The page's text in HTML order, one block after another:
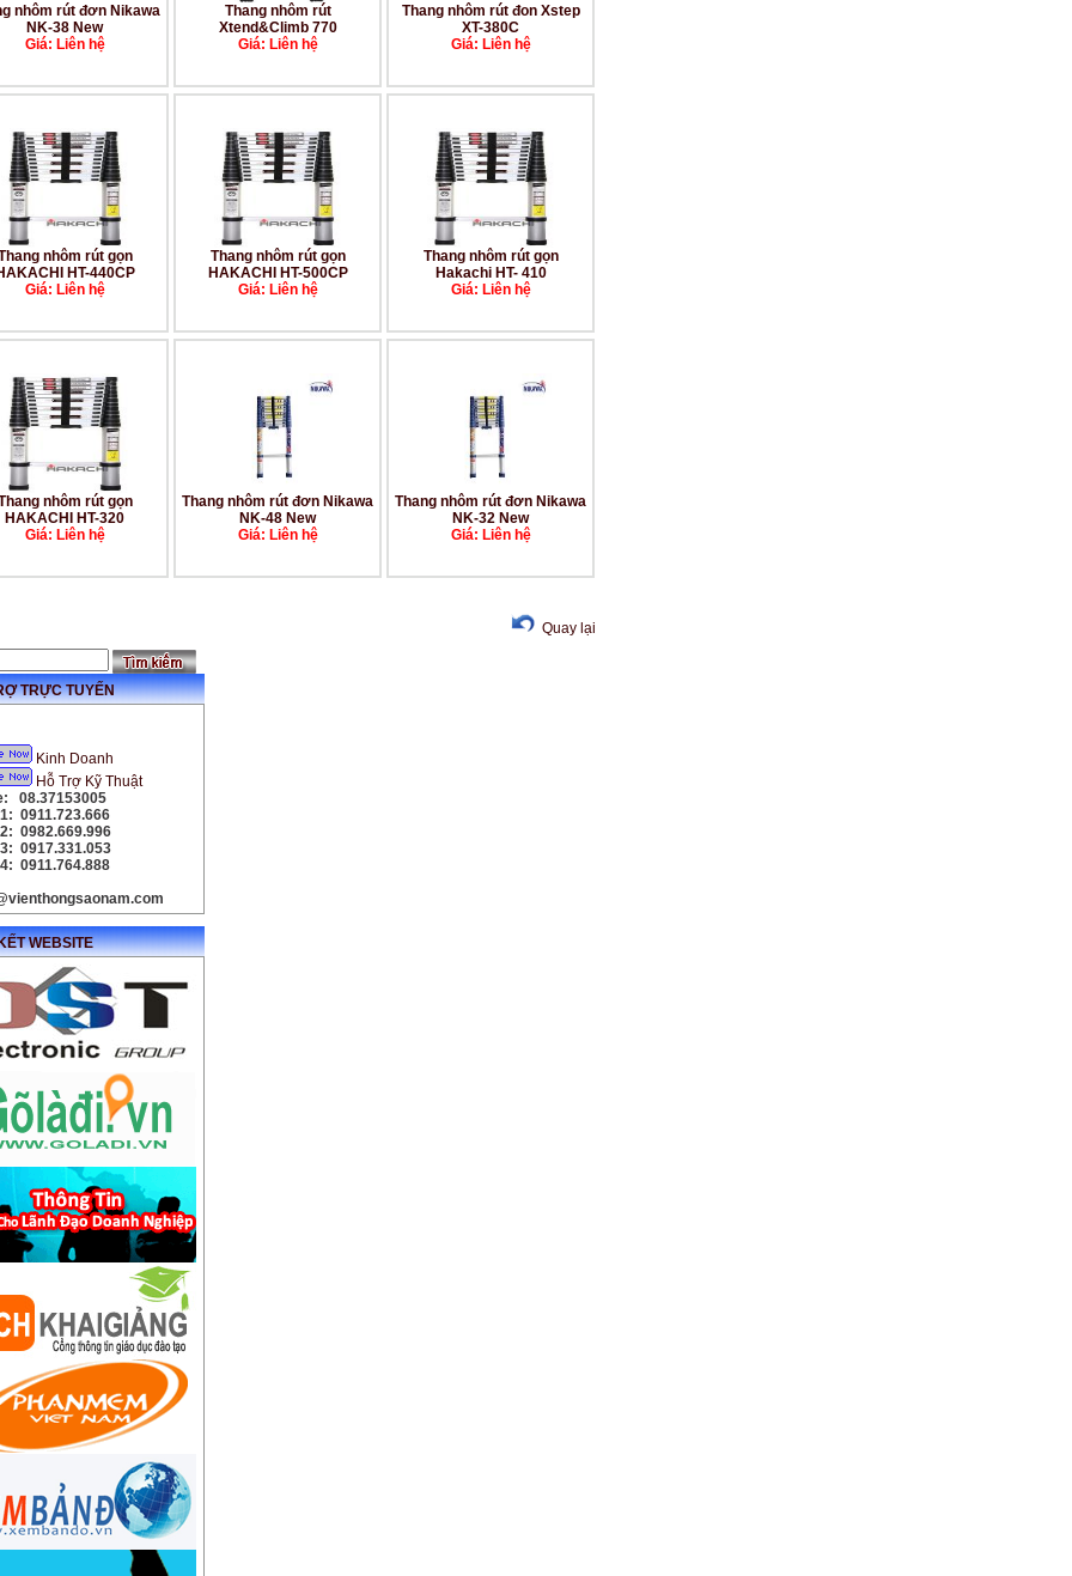
nhôm rút đơn Nikawa
NK-38 New
Giá: Liên hệ
Thang nhôm rút
Xtend&Climb 770
Giá: Liên hệ
Thang nhôm rút đon Xstep
XT-380C
Giá: Liên hệ
nhôm rút gọn
HT-440CP
Giá: Liên hệ
Thang nhôm rút gọn
HAKACHI HT-500CP
Giá: Liên hệ
Thang nhôm rút gọn
Hakachi HT- 410
Giá: Liên hệ
nhôm rút gọn
HAKACHI HT-320
Giá: Liên hệ
Thang nhôm rút đơn Nikawa
NK-48 New
Giá: Liên hệ
Thang nhôm rút đơn Nikawa
NK-32 New
Giá: Liên hệ
Quay lại
TRỰC TUYẾN
Kinh Doanh
Hỗ Trợ Kỹ Thuật
08.37153005
0911.723.666
0982.669.996
0917.331.053
0911.764.888
WEBSITE